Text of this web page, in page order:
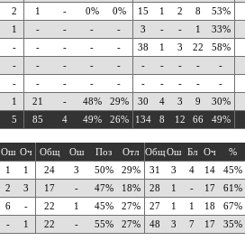
2 1 - 0% 0% 15 1 2 8 53%
1 - - - - 3 - - 1 33%
- - - - - 38 1 3 22 58%
- - - - - - - - - -
- - - - - - - - - -
1 21 - 48% 29% 30 4 3 9 30%
5 85 4 49% 26% 134 8 12 66 49%
Ош Оч Общ Ош Поз Отл ОбщОш Бл Оч %
1 1 24 3 50% 29% 31 3 4 14 45%
2 3 17 - 47% 18% 28 1 - 17 61%
6 - 22 1 45% 27% 27 1 1 18 67%
- 1 22 - 55% 27% 48 3 7 17 35%